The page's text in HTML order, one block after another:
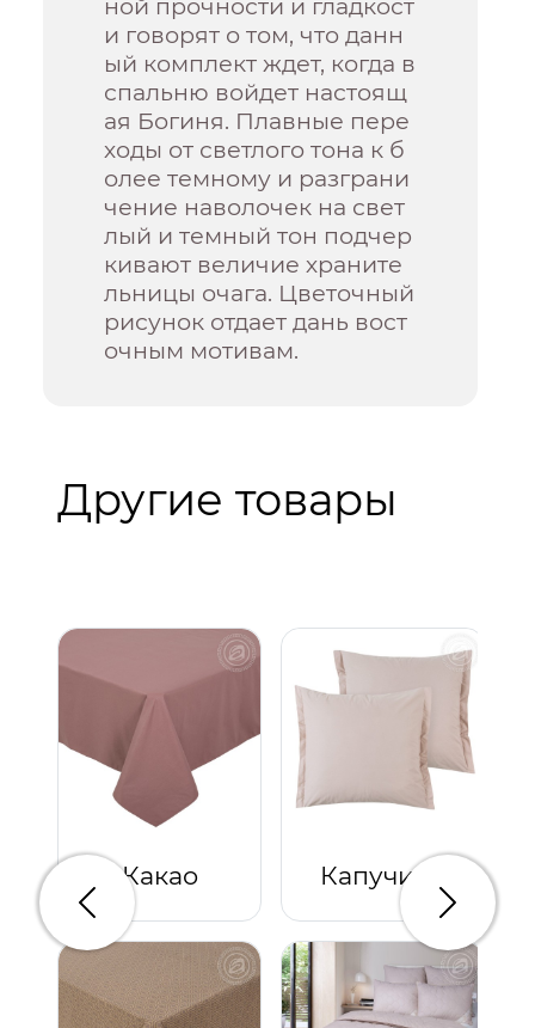
и говорят о том, что данн
ый комплект ждет, когда в
спальню войдет настоящ
ая Богиня. Плавные пере
ходы от светлого тона к б
олее темному и разграни
чение наволочек на свет
лый и темный тон подчер
кивают величие храните
льницы очага. Цветочный
рисунок отдает дань вост
очным мотивам.
Другие товары
Какао Капучино
Предыдущий